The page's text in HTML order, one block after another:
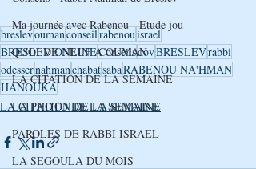
Ma journée avec Rabenou - Etude jou
QUOI DE NEUF A OUMAN
LA CITATION DE LA SEMAINE
LA PHOTO DE LA SEMAINE
PAROLES DE RABBI ISRAEL
LA SEGOULA DU MOIS
breslevoumanconseilrabenouisrael
BRESLEV ONLINEConseilsdovBRESLEVrabbi
odessernahmanchabatsabaRABENOU NA'HMAN
HANOUKA
LA CITATION DE LA SEMAINE